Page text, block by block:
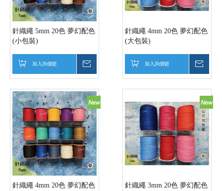
針織繩 5mm 20色 夢幻配色
(小包裝)
加入詢價籃
針織繩 4mm 20色 夢幻配色
(大包裝)
加入詢價籃
針織繩 4mm 20色 夢幻配色
針織繩 3mm 20色 夢幻配色